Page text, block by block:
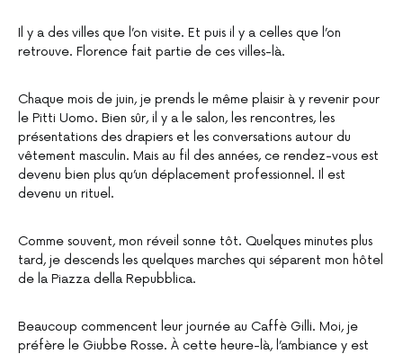
Il y a des villes que l’on visite. Et puis il y a celles que l’on
retrouve. Florence fait partie de ces villes-là.
Chaque mois de juin, je prends le même plaisir à y revenir pour
le Pitti Uomo. Bien sûr, il y a le salon, les rencontres, les
présentations des drapiers et les conversations autour du
vêtement masculin. Mais au fil des années, ce rendez-vous est
devenu bien plus qu’un déplacement professionnel. Il est
devenu un rituel.
Comme souvent, mon réveil sonne tôt. Quelques minutes plus
tard, je descends les quelques marches qui séparent mon hôtel
de la Piazza della Repubblica.
Beaucoup commencent leur journée au Caffè Gilli. Moi, je
préfère le Giubbe Rosse. À cette heure-là, l’ambiance y est